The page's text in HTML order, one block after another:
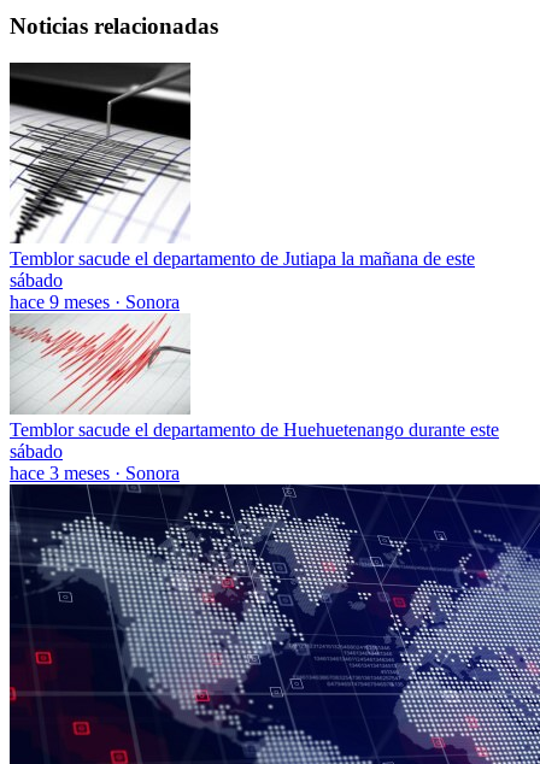
Noticias relacionadas
Temblor sacude el departamento de Jutiapa la mañana de este
sábado
hace 9 meses · Sonora
Temblor sacude el departamento de Huehuetenango durante este
sábado
hace 3 meses · Sonora